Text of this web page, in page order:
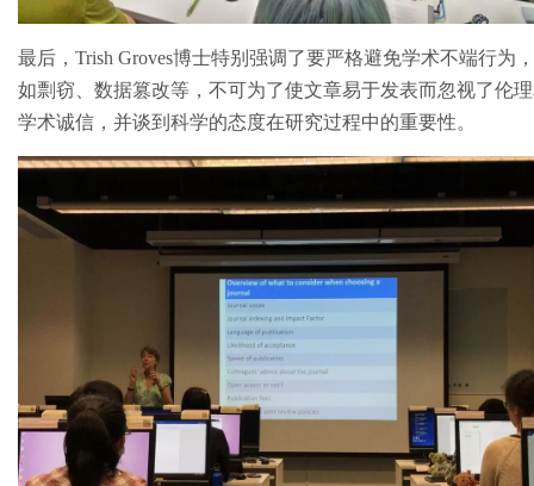
最后，Trish Groves博士特别强调了要严格避免学术不端行为
如剽窃、数据篡改等，不可为了使文章易于发表而忽视了伦
学术诚信，并谈到科学的态度在研究过程中的重要性。